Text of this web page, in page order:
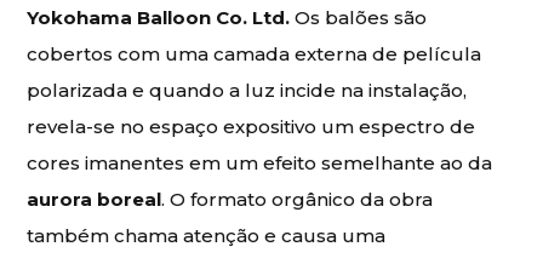
Yokohama Balloon Co. Ltd.Os balões são
cobertos com uma camada externa de película
polarizada e quando a luz incide na instalação,
revela-se no espaço expositivo um espectro de
cores imanentes em um efeito semelhante ao da
aurora boreal. O formato orgânico da obra
também chama atenção e causa uma